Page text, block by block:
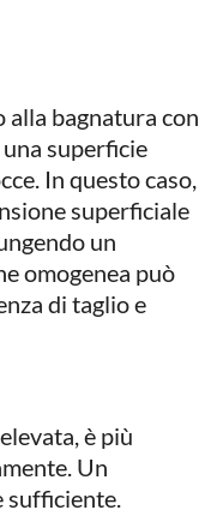
bagnatura con
una superficie
In questo caso,
superficiale
un
omogenea può
di taglio e
è più
Un
sufficiente.